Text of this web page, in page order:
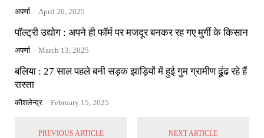
अपर्णा - April 26, 2025
पॉल्ट्री उद्योग : अपने ही फॉर्म पर मजदूर बनकर रह गए मुर्गी के किसान
अपर्णा - March 13, 2025
बलिया : 27 साल पहले बनी सड़क झाड़ियों में हुई गुम ग्रामीण ढूंढ रहे हैं
रास्ता
कौशलेन्द्र - February 15, 2025
PREVIOUS ARTICLE NEXT ARTICLE